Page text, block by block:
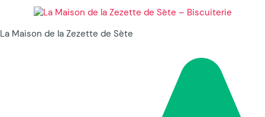
La Maison de la Zezette de Sète